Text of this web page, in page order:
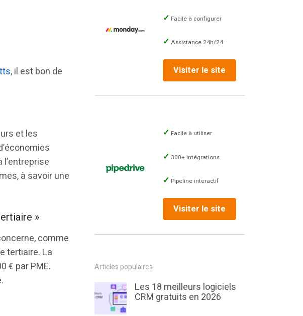
, il est bon de
et les
à savoir une
»
comme
tertiaire. La
€ par PME.
Facile à configurer
Assistance 24h/24
Visiter le site
Facile à utiliser
300+ intégrations
Pipeline interactif
Visiter le site
Articles populaires
Les 18 meilleurs logiciels
CRM gratuits en 2026